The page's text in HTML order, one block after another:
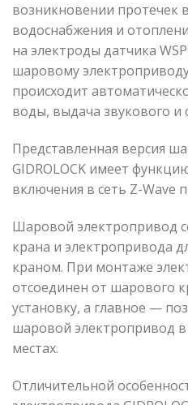
возникновении протечек
водоснабжения и
на электроды датчика
шаровому электроприводу
происходит
воды, выдача звукового и
Представленная версия
GIDROLOCK имеет
включения в сеть Z-Wave
Шаровой электропривод
крана и электропривода
краном. При монтаже
отсоединен от шарового
установку, а главное —
шаровой электропривод
местах.
Отличительной